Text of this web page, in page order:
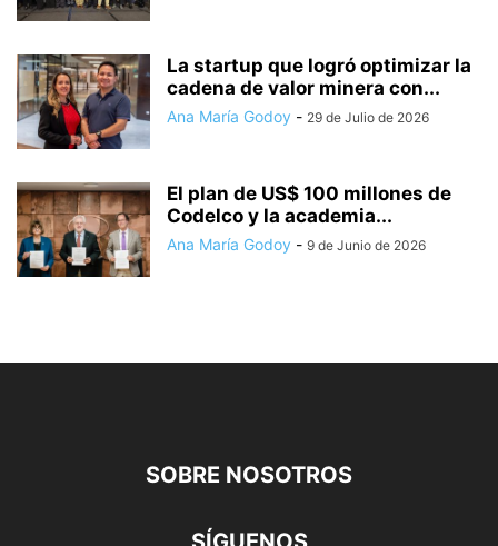
La startup que logró optimizar la
cadena de valor minera con...
Ana María Godoy - 29 de Julio de 2026
El plan de US$ 100 millones de
Codelco y la academia...
Ana María Godoy - 9 de Junio de 2026
SOBRE NOSOTROS